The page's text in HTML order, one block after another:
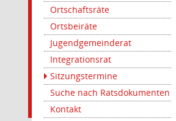
Ortschaftsräte
Ortsbeiräte
Jugendgemeinderat
Integrationsrat
Sitzungstermine
Suche nach Ratsdokumenten
Kontakt